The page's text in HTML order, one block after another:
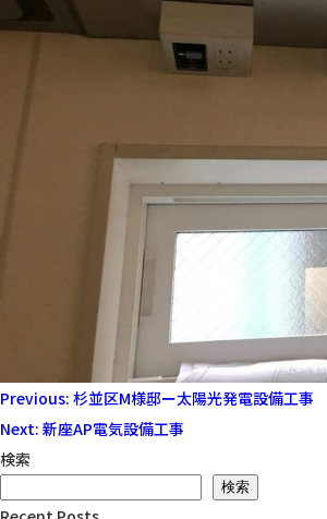
投
稿
ナ
Previous: 杉並区M様邸ー太陽光発電設備工事
Next: 新座AP電気設備工事
検索
検索